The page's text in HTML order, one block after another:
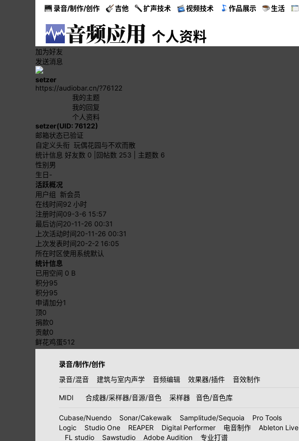
录音/制作/创作 吉他 扩声技术 视频技术 作品展示 生活
个人资料
加为好友
发送消息
setzer
https://audiobar.cn/?76122
我的主题
我的回复
个人资料
setzer(UID: 76122)
邮箱状态已验证
自定义头衔 玩偶花园与不欢而散
统计信息 好友数 0 回帖数 253
主题数 6
性别男
生日-
活跃概况
用户组 新会员
在线时间92 小时
注册时间09-3-6 15:57
最后访问20-11-26 00:31
上次活动时间20-11-26 00:31
上次发表时间20-2-2 16:05
所在时区使用系统默认
统计信息
已用空间 0 B
积分95
积分95
申请加分1
顶0
捐款0
贡献0
鲜花鸡蛋512
录音/制作/创作
录音/混音
建筑与室内声学 音频编辑 效果器/插件 音效制作
MIDI 合成器/采样器/音源/音色 采样器 音色/音色库
Cubase/Nuendo Sonar/Cakewalk Samplitude/Sequoia
Pro Tools
Logic
Studio One REAPER Digital Performer 电音制作
Ableton Live
FL studio
Sawstudio Adobe Audition 专业打谱